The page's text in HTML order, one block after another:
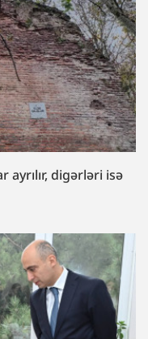
ayrılır, digərləri isə